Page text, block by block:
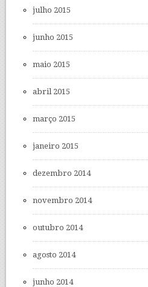
julho 2015
junho 2015
maio 2015
abril 2015
março 2015
janeiro 2015
dezembro 2014
novembro 2014
outubro 2014
agosto 2014
junho 2014